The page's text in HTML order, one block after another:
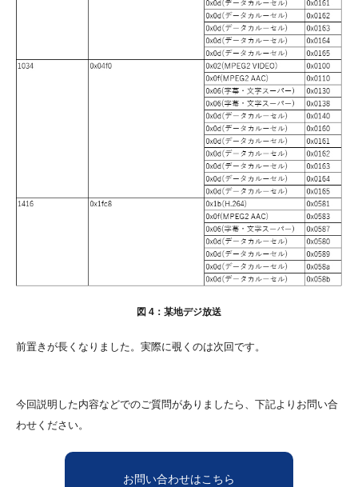
図 4：某地デジ放送
前置きが長くなりました。実際に覗くのは次回です。
今回説明した内容などでのご質問がありましたら、下記よりお問い合
わせください。
お問い合わせはこちら